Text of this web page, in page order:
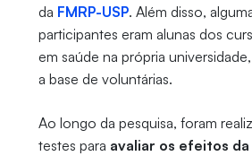
da FMRP-USP. Além disso,
participantes eram alunas dos
em saúde na própria
a base de voluntárias.
Ao longo da pesquisa, foram
testes para avaliar os efeitos